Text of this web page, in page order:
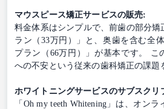
マウスピース矯正サービスの販売:
料金体系はシンプルで、前歯の部分矯
ラン（33万円）」と、奥歯を含む全
プラン（66万円）」が基本です。 こ
への不安という従来の歯科矯正の課題
ホワイトニングサービスのサブスクリ
「Oh my teeth Whitening」は、オン